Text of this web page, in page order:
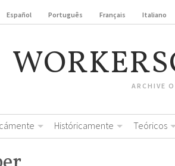
Español Português Français Italiano
ARCHIVE
Históricamente Teóricos